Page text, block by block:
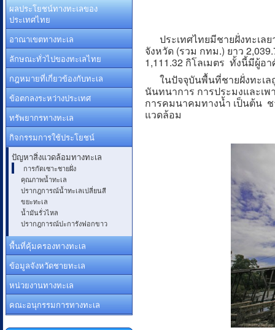
ผลประโยชน์ทางทะเลของ
ประเทศไทย
อาณาเขตทางทะเล
ลักษณะทั่วไปของทะเลไทย
กฎหมายที่เกี่ยวข้องกับทะเล
ข้อตกลงระหว่างประเทศ
ทรัพยากรทางทะเล
กิจกรรมการใช้ประโยชน์
ปัญหาสิ่งแวดล้อมทางทะเล
การกัดเซาะชายฝั่ง
คุณภาพน้ำทะเล
ปรากฎการณ์น้ำทะเลเปลี่ยนสี
ขยะทะเล
น้ำมันรั่วไหล
ปรากฎการณ์ปะการังฟอกขาว
พื้นที่คุ้มครองทางทะเล
ข้อมูลจังหวัดชายทะเล
หน่วยงานทางทะเล
คณะอนุกรรมการทางทะเล
ประเทศไทยมีชายฝั่งทะเลย
จังหวัด (รวม กทม.) ยาว
1,111.32 กิโลเมตร ทั้งนี้มีผู้อ
ในปัจจุบันพื้นที่ชายฝั่งทะเล
นันทนาการ การประมงและเ
การคมนาคมทางน้ำ เป็นต้น
แวดล้อม